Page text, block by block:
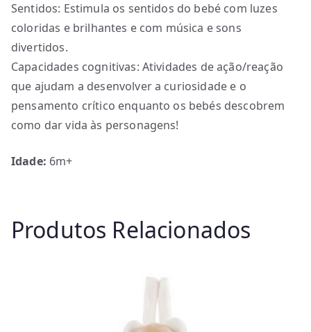
Sentidos: Estimula os sentidos do bebé com luzes
coloridas e brilhantes e com música e sons
divertidos.
Capacidades cognitivas: Atividades de ação/reação
que ajudam a desenvolver a curiosidade e o
pensamento crítico enquanto os bebés descobrem
como dar vida às personagens!
Idade: 6m+
Produtos Relacionados